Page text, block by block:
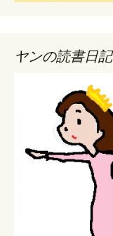
ヤンの読書日記